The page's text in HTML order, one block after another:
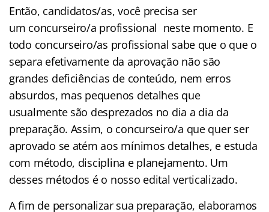
Então, candidatos/as, você precisa ser
um concurseiro/a profissional neste momento. E
todo concurseiro/as profissional sabe que o que o
separa efetivamente da aprovação não são
grandes deficiências de conteúdo, nem erros
absurdos, mas pequenos detalhes que
usualmente são desprezados no dia a dia da
preparação. Assim, o concurseiro/a que quer ser
aprovado se atém aos mínimos detalhes, e estuda
com método, disciplina e planejamento. Um
desses métodos é o nosso edital verticalizado.
A fim de personalizar sua preparação, elaboramos